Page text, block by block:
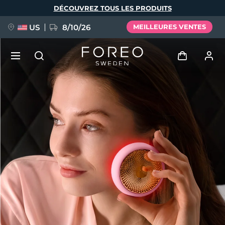
DÉCOUVREZ TOUS LES PRODUITS
US 8/10/26 MEILLEURES VENTES
Se connecter
Profil de l'utilisateur
Mes appareils
Mes commandes
Mes adresses
Mes abonnements
NOUVEAU
FAQ™ Pure Beauty-Tech Elixir
BREAKING NEWS
issa™ Teeth Whitening Set
Langue
Deutsch
Español
Français
Italiano
Português
Polski
Svenska
Русский
Türkçe
简体中文 繁體中文